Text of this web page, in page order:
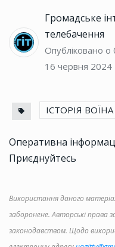
Громадське
телебачення
Опубліковано о
16 червня 2024
ІСТОРІЯ ВОЇНА
Оперативна
Приєднуйтесь
Використання даного
заборонене. Авторські права
законодавством. Щодо